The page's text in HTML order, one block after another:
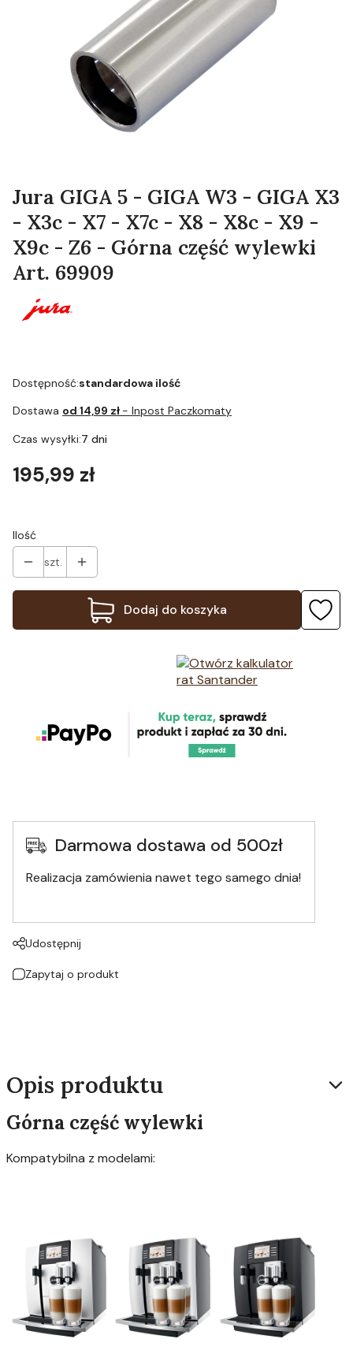
Jura GIGA 5 - GIGA W3 - GIGA X3
- X3c - X7 - X7c - X8 - X8c - X9 -
X9c - Z6 - Górna część wylewki
Art. 69909
Dostępność:standardowa ilość
Dostawa od 14,99 zł - Inpost Paczkomaty
Czas wysyłki:7 dni
Cena
195,99 zł
Ilość
szt.
Dodaj do koszyka
Darmowa dostawa od 500zł
Realizacja zamówienia nawet tego samego dnia!
Udostępnij
Zapytaj o produkt
Opis produktu
Górna część wylewki
Kompatybilna z modelami: